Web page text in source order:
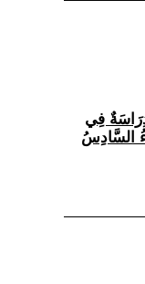
دِرَاسَةٌ فِي
السَّادِسُ